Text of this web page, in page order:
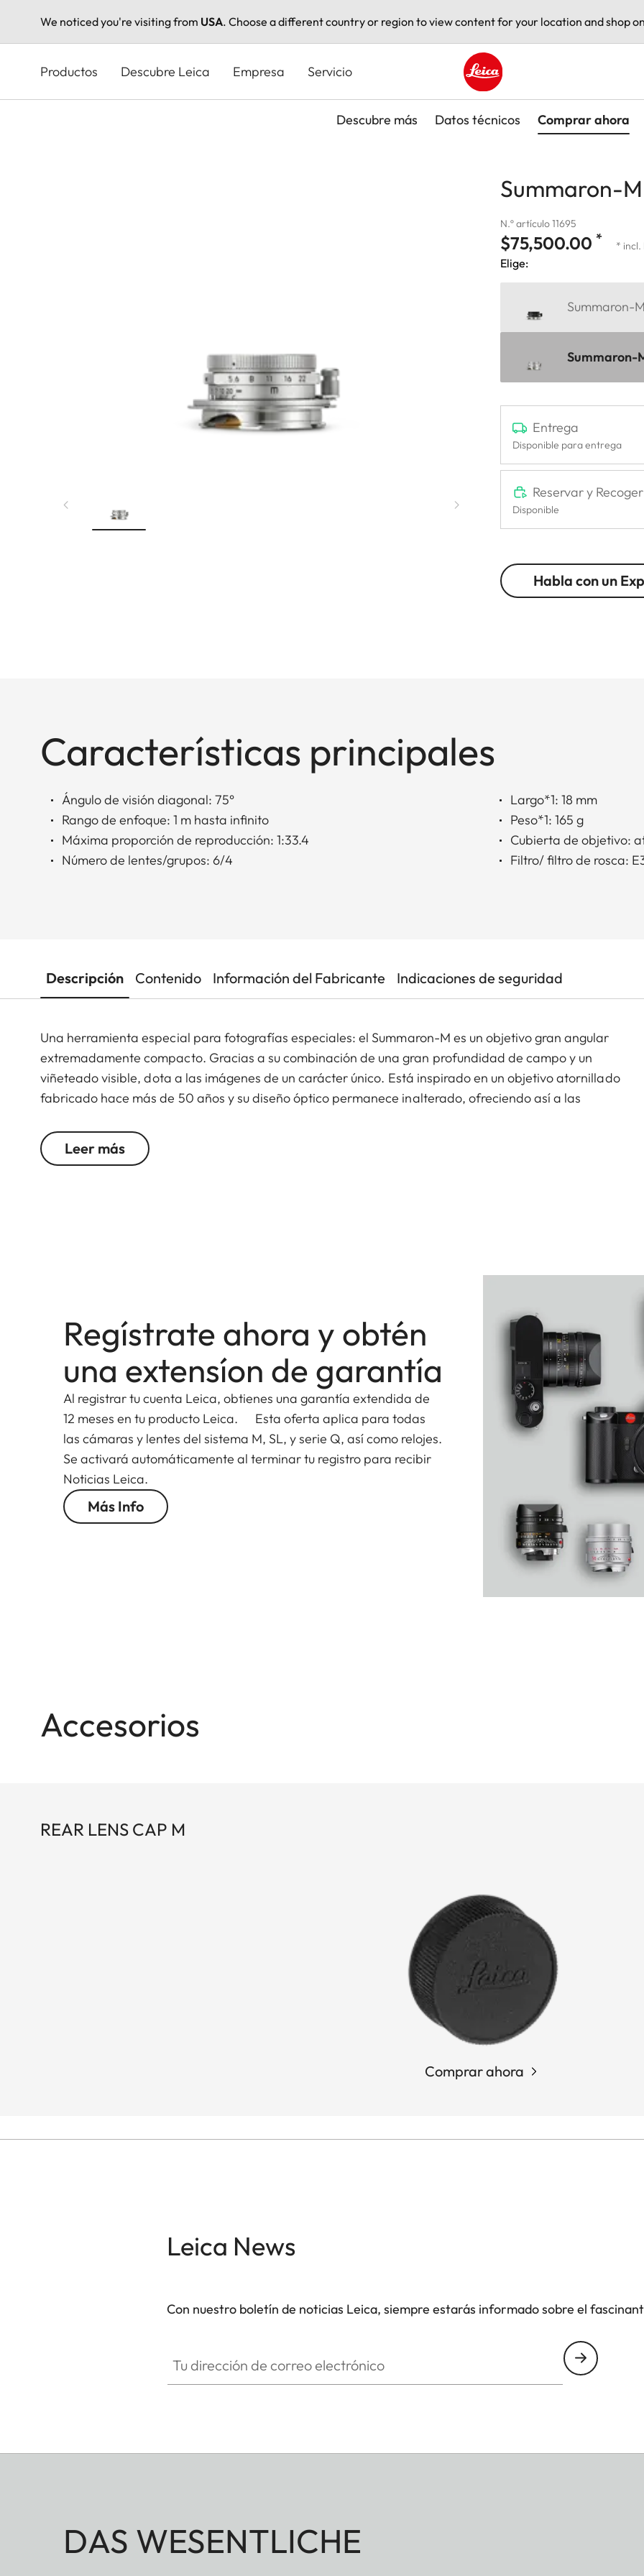
We noticed you're visiting from USA. Choose a different country or region to view content for your location and shop
principal
Productos Descubre Leica Empresa Servicio
Leica logo - Home
Descubre más Datos técnicos Comprar ahora
Summaron-
N.º artículo 11695
$75,500.00 * * incl.
Elige:
Summaron-
Summaron-
Entrega
Disponible para entrega
Reservar y Recoger
Disponible
Habla con un
Características principales
Ángulo de visión diagonal: 75°
Rango de enfoque: 1 m hasta infinito
Máxima proporción de reproducción: 1:33.4
Número de lentes/grupos: 6/4
Largo*1: 18 mm
Peso*1: 165 g
Cubierta de objetivo:
Filtro/ filtro de rosca:
Descripción Contenido Información del Fabricante Indicaciones de seguridad
Una herramienta especial para fotografías especiales: el Summaron-M es un objetivo gran angular
extremadamente compacto. Gracias a su combinación de una gran profundidad de campo y un
viñeteado visible, dota a las imágenes de un carácter único. Está inspirado en un objetivo atornillado
fabricado hace más de 50 años y su diseño óptico permanece inalterado, ofreciendo así a las
Leer más
Regístrate ahora y obtén
una extensíon de garantía
Al registrar tu cuenta Leica, obtienes una garantía extendida de
12 meses en tu producto Leica. Esta oferta aplica para todas
las cámaras y lentes del sistema M, SL, y serie Q, así como relojes.
Se activará automáticamente al terminar tu registro para recibir
Noticias Leica.
Más Info
Accesorios
REAR LENS CAP M
Comprar ahora
Leica News
Con nuestro boletín de noticias Leica, siempre estarás informado sobre el
DAS WESENTLICHE